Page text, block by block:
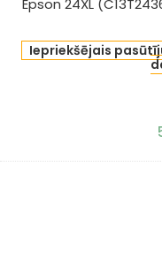
Epson 24XL
Iepriekšējais